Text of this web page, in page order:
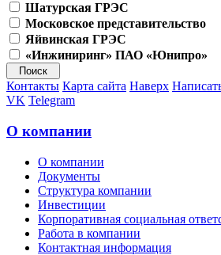
Шатурская ГРЭС
Московское представительство
Яйвинская ГРЭС
«Инжиниринг» ПАО «Юнипро»
Контакты Карта сайта Наверх
VK Telegram
О компании
О компании
Документы
Структура компании
Инвестиции
Корпоративная социальная
Работа в компании
Контактная информация